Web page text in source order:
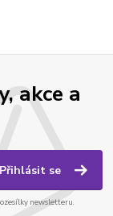
akce a
Přihlásit se
newsletteru.